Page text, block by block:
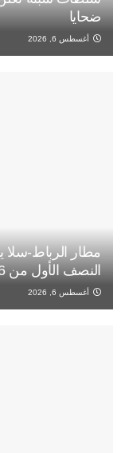
ضحايا
أغسطس 6, 2026
النصف الأول من 2026
أغسطس 6, 2026